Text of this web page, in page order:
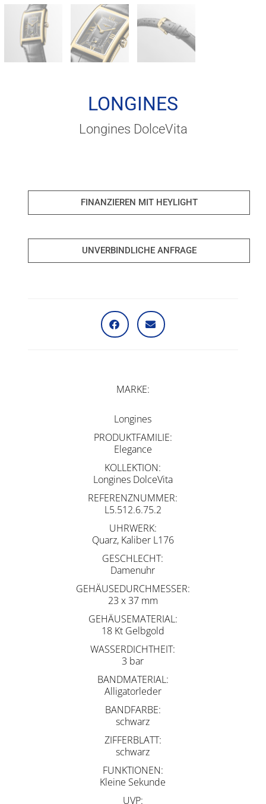
LONGINES
Longines DolceVita
FINANZIEREN MIT HEYLIGHT
UNVERBINDLICHE ANFRAGE
MARKE
Longines
PRODUKTFAMILIE
Elegance
KOLLEKTION
Longines DolceVita
REFERENZNUMMER
L5.512.6.75.2
UHRWERK
Quarz, Kaliber L176
GESCHLECHT
Damenuhr
GEHÄUSEDURCHMESSER
23 x 37 mm
GEHÄUSEMATERIAL
18 Kt Gelbgold
WASSERDICHTHEIT
3 bar
BANDMATERIAL
Alligatorleder
BANDFARBE
schwarz
ZIFFERBLATT
schwarz
FUNKTIONEN
Kleine Sekunde
UVP